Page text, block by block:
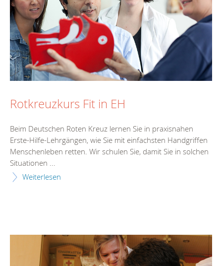
Rotkreuzkurs Fit in EH
Beim Deutschen Roten Kreuz lernen Sie in praxisnahen
Erste-Hilfe-Lehrgängen, wie Sie mit einfachsten Handgriffen
Menschenleben retten. Wir schulen Sie, damit Sie in solchen
Situationen ...
Weiterlesen